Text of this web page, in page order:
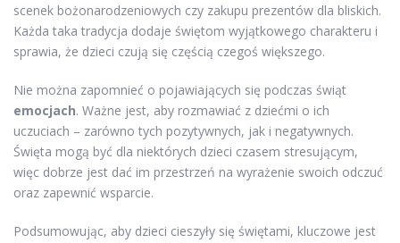
scenek bożonarodzeniowych czy zakupu prezentów dla bliskich.
Każda taka tradycja dodaje świętom wyjątkowego charakteru i
sprawia, że dzieci czują się częścią czegoś większego.
Nie można zapomnieć o pojawiających się podczas świąt
emocjach. Ważne jest, aby rozmawiać z dziećmi o ich
uczuciach – zarówno tych pozytywnych, jak i negatywnych.
Święta mogą być dla niektórych dzieci czasem stresującym,
więc dobrze jest dać im przestrzeń na wyrażenie swoich odczuć
oraz zapewnić wsparcie.
Podsumowując, aby dzieci cieszyły się świętami, kluczowe jest